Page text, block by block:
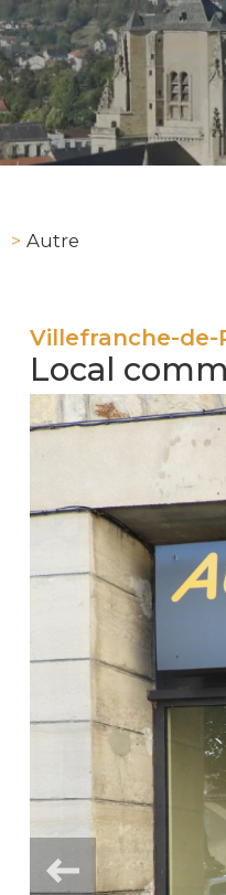
Autre
Villefranche-de-
Local